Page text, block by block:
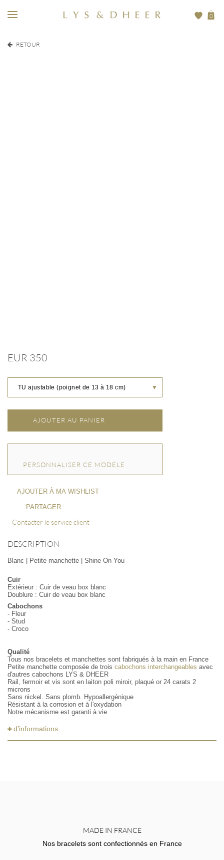
0
RETOUR
EUR 350
TU ajustable (poignet de 13 à 18 cm) ▼
AJOUTER AU PANIER
PERSONNALISER CE MODÈLE
AJOUTER À MA WISHLIST
PARTAGER
Contacter le service client
DESCRIPTION
Blanc | Petite manchette | Shine On You
Cuir
Extérieur : Cuir de veau box blanc
Doublure : Cuir de veau box blanc
Cabochons
- Fleur
- Stud
- Croco
Qualité
Tous nos bracelets et manchettes sont fabriqués à la main en France
Petite manchette composée de trois cabochons interchangeables avec
d'autres cabochons LYS & DHEER
Rail, fermoir et vis sont en laiton poli miroir, plaqué or 24 carats 2
microns
Sans nickel. Sans plomb. Hypoallergénique
Résistant à la corrosion et à l'oxydation
Notre mécanisme est garanti à vie
d’informations
MADE IN FRANCE
Nos bracelets sont confectionnés en France